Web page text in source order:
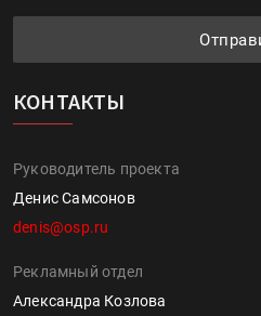
КОНТАКТЫ
Руководитель проекта
Денис Самсонов
denis@osp.ru
Рекламный отдел
Александра Козлова